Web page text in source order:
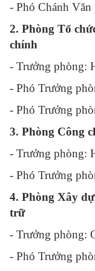
- Phó Chánh
2. Phòng Tổ
chính
- Trưởng phòng:
- Phó Trưởng
- Phó Trưởng
3. Phòng Công
- Trưởng phòng:
- Phó Trưởng
4. Phòng Xây
trữ
- Trưởng phòng:
- Phó Trưởng